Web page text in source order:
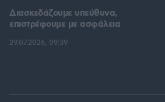
Διασκεδάζουμε υπεύθυνα,
επιστρέφουμε με ασφάλεια
29.07.2026, 09:39